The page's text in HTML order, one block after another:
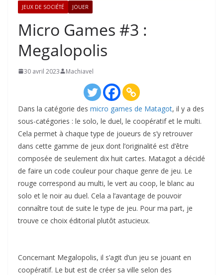
JEUX DE SOCIÉTÉ JOUER
Micro Games #3 :
Megalopolis
30 avril 2023 Machiavel
Dans la catégorie des micro games de Matagot, il y a des
sous-catégories : le solo, le duel, le coopératif et le multi.
Cela permet à chaque type de joueurs de s’y retrouver
dans cette gamme de jeux dont l’originalité est d’être
composée de seulement dix huit cartes. Matagot a décidé
de faire un code couleur pour chaque genre de jeu. Le
rouge correspond au multi, le vert au coop, le blanc au
solo et le noir au duel. Cela a l’avantage de pouvoir
connaître tout de suite le type de jeu. Pour ma part, je
trouve ce choix éditorial plutôt astucieux.
Concernant Megalopolis, il s’agit d’un jeu se jouant en
coopératif. Le but est de créer sa ville selon des